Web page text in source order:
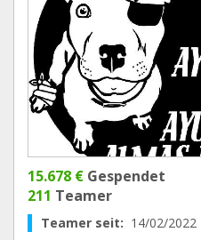
15.678 € Gespendet
211 Teamer
Teamer seit: 14/02/2022